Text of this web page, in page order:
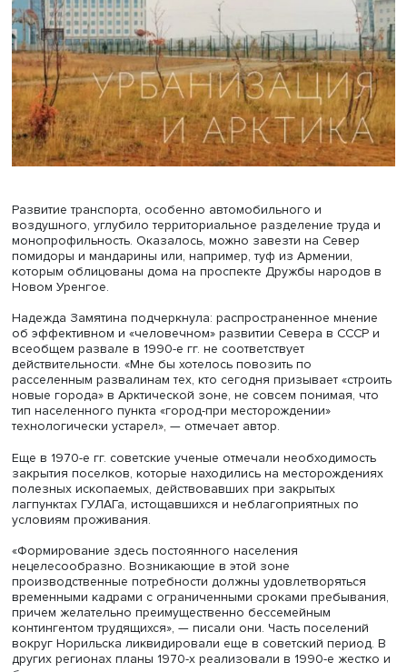
Развитие транспорта, особенно автомобильного и
воздушного, углубило территориальное разделение
монопрофильность. Оказалось, можно завезти на
помидоры и мандарины или, например, туф из Армении,
которым облицованы дома на проспекте Дружбы
Новом Уренгое.